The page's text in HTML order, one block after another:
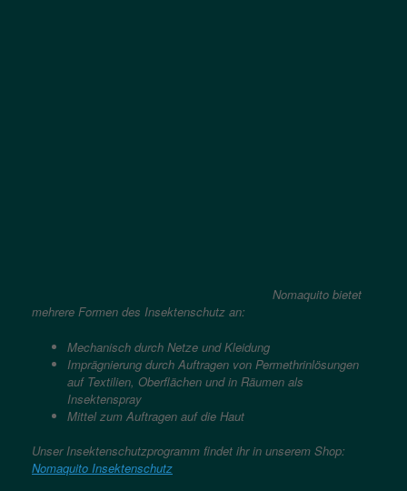
Nomaquito bietet
mehrere Formen des Insektenschutz an:
Mechanisch durch Netze und Kleidung
Imprägnierung durch Auftragen von Permethrinlösungen
auf Textilien, Oberflächen und in Räumen als
Insektenspray
Mittel zum Auftragen auf die Haut
Unser Insektenschutzprogramm findet ihr in unserem Shop:
Nomaquito Insektenschutz